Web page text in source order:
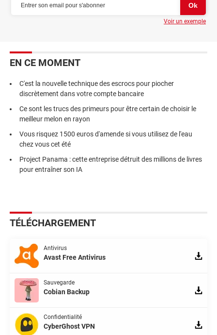
Voir un exemple
EN CE MOMENT
C'est la nouvelle technique des escrocs pour piocher
discrètement dans votre compte bancaire
Ce sont les trucs des primeurs pour être certain de choisir le
meilleur melon en rayon
Vous risquez 1500 euros d'amende si vous utilisez de l'eau
chez vous cet été
Project Panama : cette entreprise détruit des millions de livres
pour entraîner son IA
TÉLÉCHARGEMENT
Antivirus
Avast Free Antivirus
Sauvegarde
Cobian Backup
Confidentialité
CyberGhost VPN